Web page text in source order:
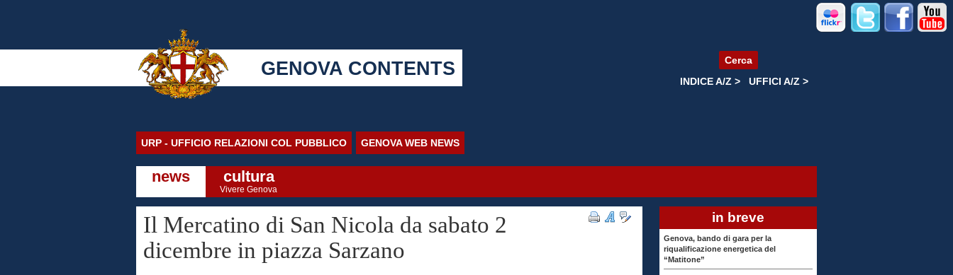
GENOVA CONTENTS
Cerca
INDICE A/Z >
UFFICI A/Z >
URP - UFFICIO RELAZIONI COL PUBBLICO GENOVA WEB NEWS
news cultura
Vivere Genova
Il Mercatino di San Nicola da sabato 2
dicembre in piazza Sarzano
in breve
Genova, bando di gara per la
riqualificazione energetica del
“Matitone”